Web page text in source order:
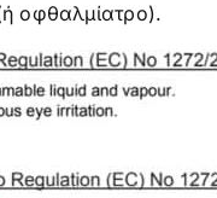
οφθαλμίατρο).